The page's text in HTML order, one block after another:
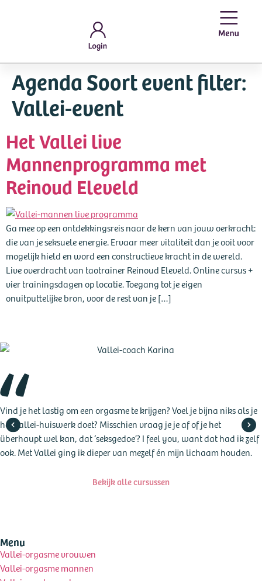
Agenda Soort event filter:
Vallei-event
Het Vallei live
Mannenprogramma met
Reinoud Eleveld
Ga mee op een ontdekkingsreis naar de kern van jouw oerkracht:
die van je seksuele energie. Ervaar meer vitaliteit dan je ooit voor
mogelijk hield en word een constructieve kracht in de wereld.
Live overdracht van taotrainer Reinoud Eleveld. Online cursus +
vier trainingsdagen op locatie. Toegang tot je eigen
onuitputtelijke bron, voor de rest van je […]
Vind je het lastig om een orgasme te krijgen? Voel je bijna niks als je
het Vallei-huiswerk doet? Misschien vraag je je af of je het
überhaupt wel kan, dat ‘seksgedoe’? I feel you, want dat had ik zelf
ook. Met Vallei ging ik dieper van mezelf én mijn lichaam houden.
Bekijk alle cursussen
Menu
Vallei-orgasme vrouwen
Vallei-orgasme mannen